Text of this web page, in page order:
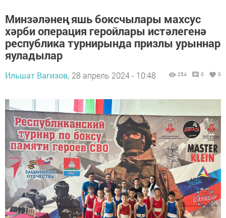
Минзәләнең яшь боксчылары махсус
хәрби операция геройлары истәлегенә
республика турнирында призлы урыннар
яуладылар
Ильшат Вагизов, 28 апрель 2024 - 10:48 254 0 0